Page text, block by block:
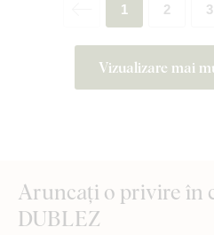
Vizualizare mai
1 2 3
Aruncați o privire în
DUBLEZ